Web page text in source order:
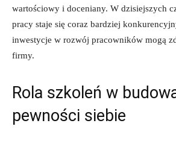
wartościowy i doceniany. W dzisiejszych
pracy staje się coraz bardziej
inwestycje w rozwój pracowników mogą
firmy.
Rola szkoleń w
pewności siebie